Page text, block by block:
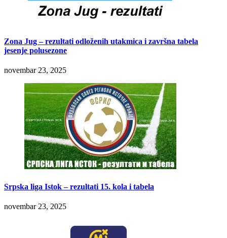
Zona Jug – rezultati odloženih utakmica i završna tabela
jesenje polusezone
novembar 23, 2025
Srpska liga Istok – rezultati 15. kola i tabela
novembar 23, 2025